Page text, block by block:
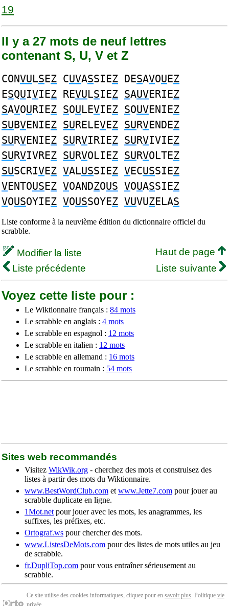
19
Il y a 27 mots de neuf lettres
contenant S, U, V et Z
CONVULSEZ CUVASSIEZ DESAVOUEZ
ESQUIVIEZ REVULSIEZ SAUVERIEZ
SAVOURIEZ SOULEVIEZ SOUVENIEZ
SUBVENIEZ SURELEVEZ SURVENDEZ
SURVENIEZ SURVIRIEZ SURVIVIEZ
SURVIVREZ SURVOLIEZ SURVOLTEZ
SUSCRIVEZ VALUSSIEZ VECUSSIEZ
VENTOUSEZ VOANDZOUS VOUASSIEZ
VOUSOYIEZ VOUSSOYEZ VUVUZELAS
Liste conforme à la neuvième édition du dictionnaire officiel du
scrabble.
Modifier la liste
Haut de page
Liste précédente
Liste suivante
Voyez cette liste pour :
Le Wiktionnaire français : 84 mots
Le scrabble en anglais : 4 mots
Le scrabble en espagnol : 12 mots
Le scrabble en italien : 12 mots
Le scrabble en allemand : 16 mots
Le scrabble en roumain : 54 mots
Sites web recommandés
Visitez WikWik.org - cherchez des mots et construisez des
listes à partir des mots du Wiktionnaire.
www.BestWordClub.com et www.Jette7.com pour jouer au
scrabble duplicate en ligne.
1Mot.net pour jouer avec les mots, les anagrammes, les
suffixes, les préfixes, etc.
Ortograf.ws pour chercher des mots.
www.ListesDeMots.com pour des listes de mots utiles au jeu
de scrabble.
fr.DupliTop.com pour vous entraîner sérieusement au
scrabble.
Ce site utilise des cookies informatiques, cliquez pour en savoir plus. Politique vie
privée